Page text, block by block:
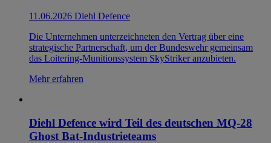
11.06.2026 Diehl Defence
Die Unternehmen unterzeichneten den Vertrag über eine
strategische Partnerschaft, um der Bundeswehr gemeinsam
das Loitering-Munitionssystem SkyStriker anzubieten.
Mehr erfahren
Diehl Defence wird Teil des deutschen MQ-28
Ghost Bat-Industrieteams